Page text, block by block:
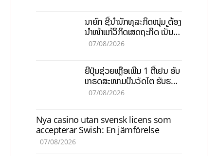
ນາຍົກ ຊີ້ນຳນັກທຸລະກິດໜຸ່ມ ຕ້ອງ
ນຳໜ້າແກ້ວິກິດເສດຖະກິດ ເນັ້ນດຶງ
ທຶນສາກົນ, ຫັນສູ່ດິຈິຕອນ
07/08/2026
ຍີ່ປຸ່ນຊ່ວຍເຫຼືອເພີ່ມ 1 ຕື້ເຢນ ອັບ
ເກຣດສະໜາມບິນວັດໄຕ ຮັບຮອງ
ການເຕີບໂຕ
07/08/2026
Nya casino utan svensk licens som
accepterar Swish: En jämförelse
07/08/2026